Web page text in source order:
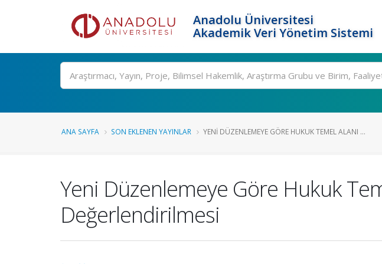
Anadolu Üniversitesi
Akademik Veri Yönetim Sistemi
Ara
ANA SAYFA SON EKLENEN YAYINLAR YENI DÜZENLEMEYE GÖRE HUKUK TEMEL ALANI ...
Yeni Düzenlemeye Göre Hukuk
Değerlendirilmesi